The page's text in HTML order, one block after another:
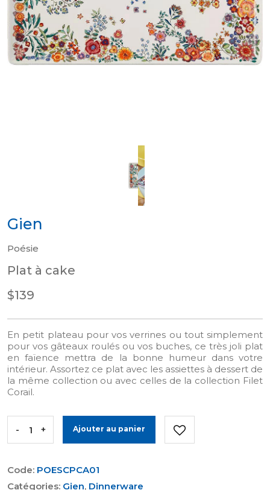
Gien
Poésie
Plat à cake
$139
En petit plateau pour vos verrines ou tout simplement
pour vos gâteaux roulés ou vos buches, ce très joli plat
en faïence mettra de la bonne humeur dans votre
intérieur. Assortez ce plat avec les assiettes à dessert de
la même collection ou avec celles de la collection Filet
Corail.
- + Ajouter au panier
Code: POESCPCA01
Catégories: Gien, Dinnerware